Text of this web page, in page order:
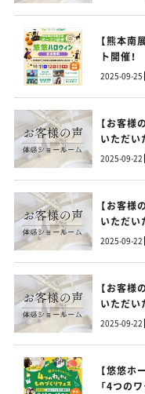
【熊本南
ト開催！
2025-09-25
【お客様
いただい
す！
2025-09-22
【お客様
いただい
す！
2025-09-22
【お客様
いただい
す！
2025-09-22
【悠悠ホ
「4つの